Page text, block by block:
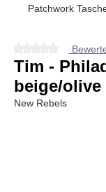
Patchwork
Durchschnittliche
Tim -
beige/olive
New Rebels